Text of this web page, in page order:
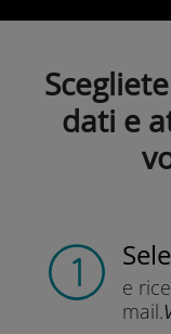
dati e
e
mail.